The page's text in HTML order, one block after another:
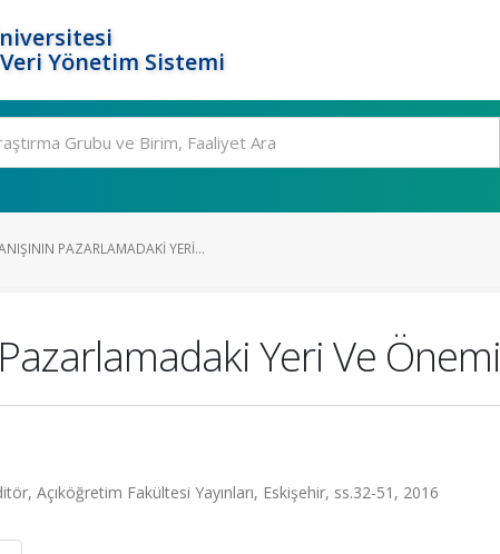
Yönetim Sistemi
PAZARLAMADAKI YERI...
Yeri Ve Önemi
Açıköğretim Fakültesi Yayınları, Eskişehir, ss.32-51, 2016